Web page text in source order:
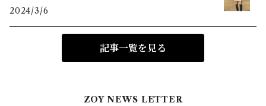
能美とは？
2024/3/6
記事一覧を見る
ZOY NEWS LETTER